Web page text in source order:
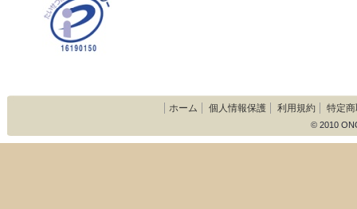
ホーム 個人情報保護 利用規約 特定
© 2010